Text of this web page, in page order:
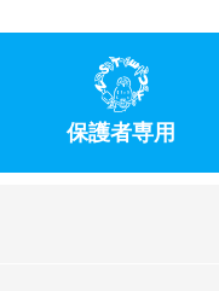
保護者専用